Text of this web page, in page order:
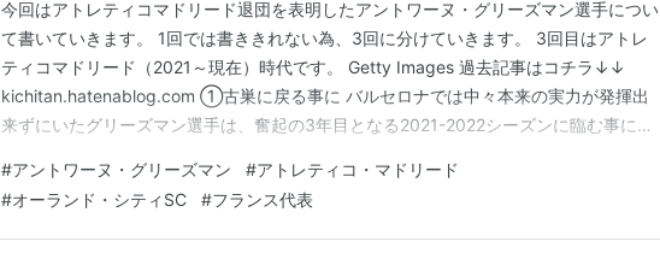
今回はアトレティコマドリード退団を表明したアントワーヌ・グリーズマン選手につい
て書いていきます。 1回では書ききれない為、3回に分けていきます。 3回目はアトレ
ティコマドリード（2021～現在）時代です。 Getty Images 過去記事はコチラ↓↓
kichitan.hatenablog.com ①古巣に戻る事に バルセロナでは中々本来の実力が発揮出
来ずにいたグリーズマン選手は、奮起の3年目となる2021-2022シーズンに臨む事にな
ボルであったメッシを放出せざるを得ない状況に。さらにそれでも財政状況は好転する
こ…
#アントワーヌ・グリーズマン #アトレティコ・マドリード
#オーランド・シティSC #フランス代表